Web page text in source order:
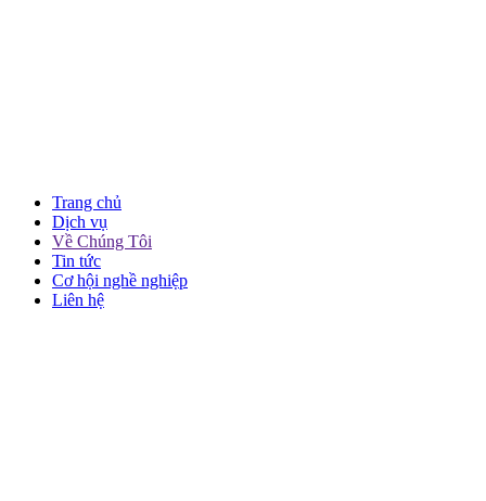
Trang chủ
Dịch vụ
Về Chúng Tôi
Tin tức
Cơ hội nghề nghiệp
Liên hệ